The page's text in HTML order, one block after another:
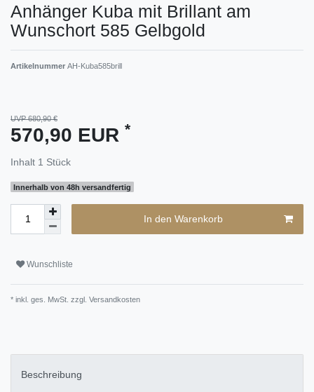
Anhänger Kuba mit Brillant am
Wunschort 585 Gelbgold
Artikelnummer AH-Kuba585brill
UVP 680,90 €
570,90 EUR *
Inhalt 1 Stück
Innerhalb von 48h versandfertig
In den Warenkorb
Wunschliste
* inkl. ges. MwSt. zzgl. Versandkosten
Beschreibung